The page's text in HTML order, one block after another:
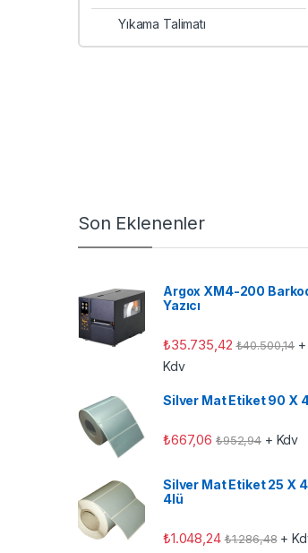
Yıkama Talimatı
Son Eklenenler
Argox XM4-200
Yazıcı
₺35.735,42 ₺40.500,14 +
Kdv
Silver Mat Etiket 90 X
₺667,06 ₺952,94+ Kdv
Silver Mat Etiket 25 X
4lü
₺1.048,24 ₺1.286,48+